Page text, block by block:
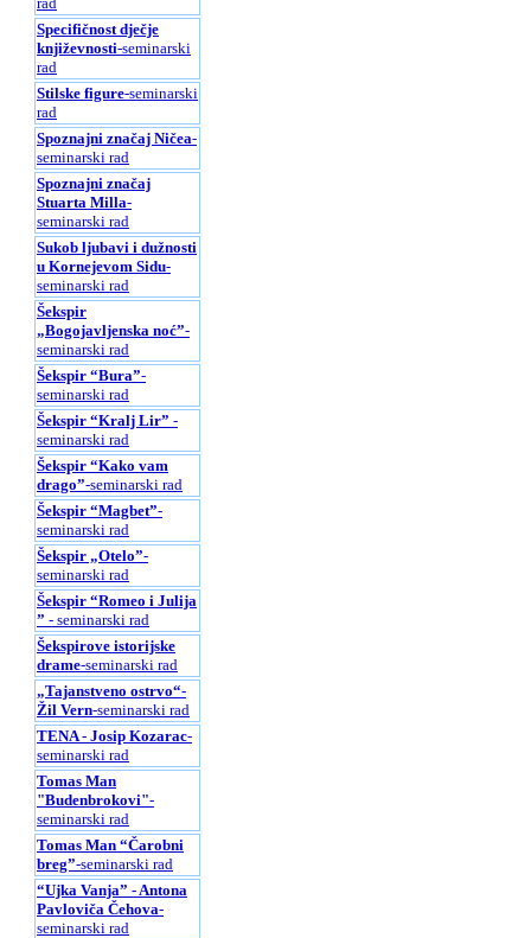
Specifičnost dječje
književnosti-seminarski
rad
Stilske figure-seminarski
rad
Spoznajni značaj Ničea-
seminarski rad
Spoznajni značaj
Stuarta Milla-
seminarski rad
Sukob ljubavi i dužnosti
u Kornejevom Sidu-
seminarski rad
Šekspir
„Bogojavljenska noć”-
seminarski rad
Šekspir “Bura”-
seminarski rad
Šekspir “Kralj Lir” -
seminarski rad
Šekspir “Kako vam
drago”-seminarski rad
Šekspir “Magbet”-
seminarski rad
Šekspir „Otelo”-
seminarski rad
Šekspir “Romeo i Julijа
” - seminarski rad
Šekspirove istorijske
drame-seminarski rad
„Tajanstveno ostrvo“-
Žil Vern-seminarski rad
TENA - Josip Kozarac-
seminarski rad
Tomas Man
"Budenbrokovi"-
seminarski rad
Tomas Man “Čarobni
breg”-seminarski rad
“Ujka Vanja” - Antona
Pavloviča Čehova-
seminarski rad